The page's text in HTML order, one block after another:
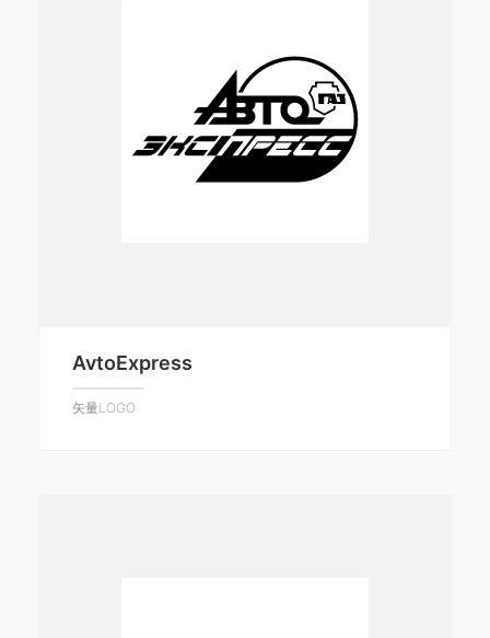
AvtoExpress
矢量LOGO